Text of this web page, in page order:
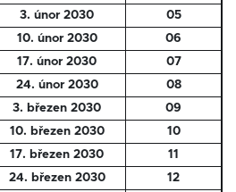
3. únor 2030
05
10. únor 2030
06
17. únor 2030
07
24. únor 2030
08
3. březen 2030
09
10. březen 2030
10
17. březen 2030
11
24. březen 2030
12